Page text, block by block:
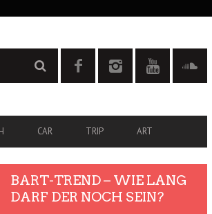
CAR TRIP ART
BART-TREND – WIE LANG
DARF DER NOCH SEIN?